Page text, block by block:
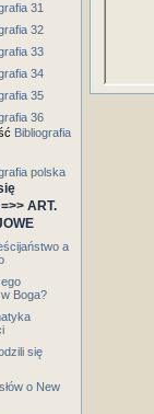
31
32
33
34
35
36
Bibliografia
polska
=>> ART.
a
Boga?
się
o New